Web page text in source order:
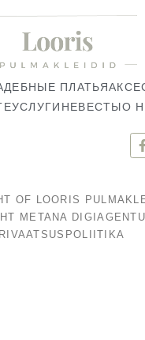
ПЛАТЬЯ
УСЛУГИ НЕВЕСТЫО
OF LOORIS
METANA